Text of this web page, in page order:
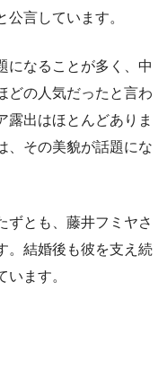
言しています。
になることが多く、中
どの人気だったと言わ
露出はほとんどありま
、その美貌が話題にな
ずとも、藤井フミヤさ
。結婚後も彼を支え続
ます。